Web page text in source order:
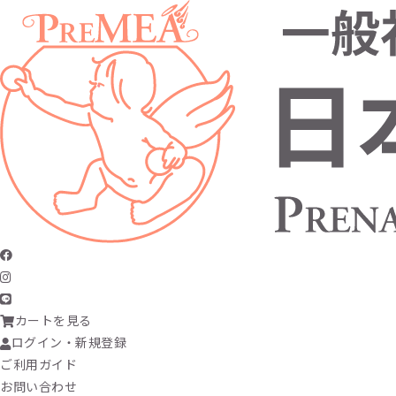
カートを見る
ログイン・新規登録
ご利用ガイド
お問い合わせ